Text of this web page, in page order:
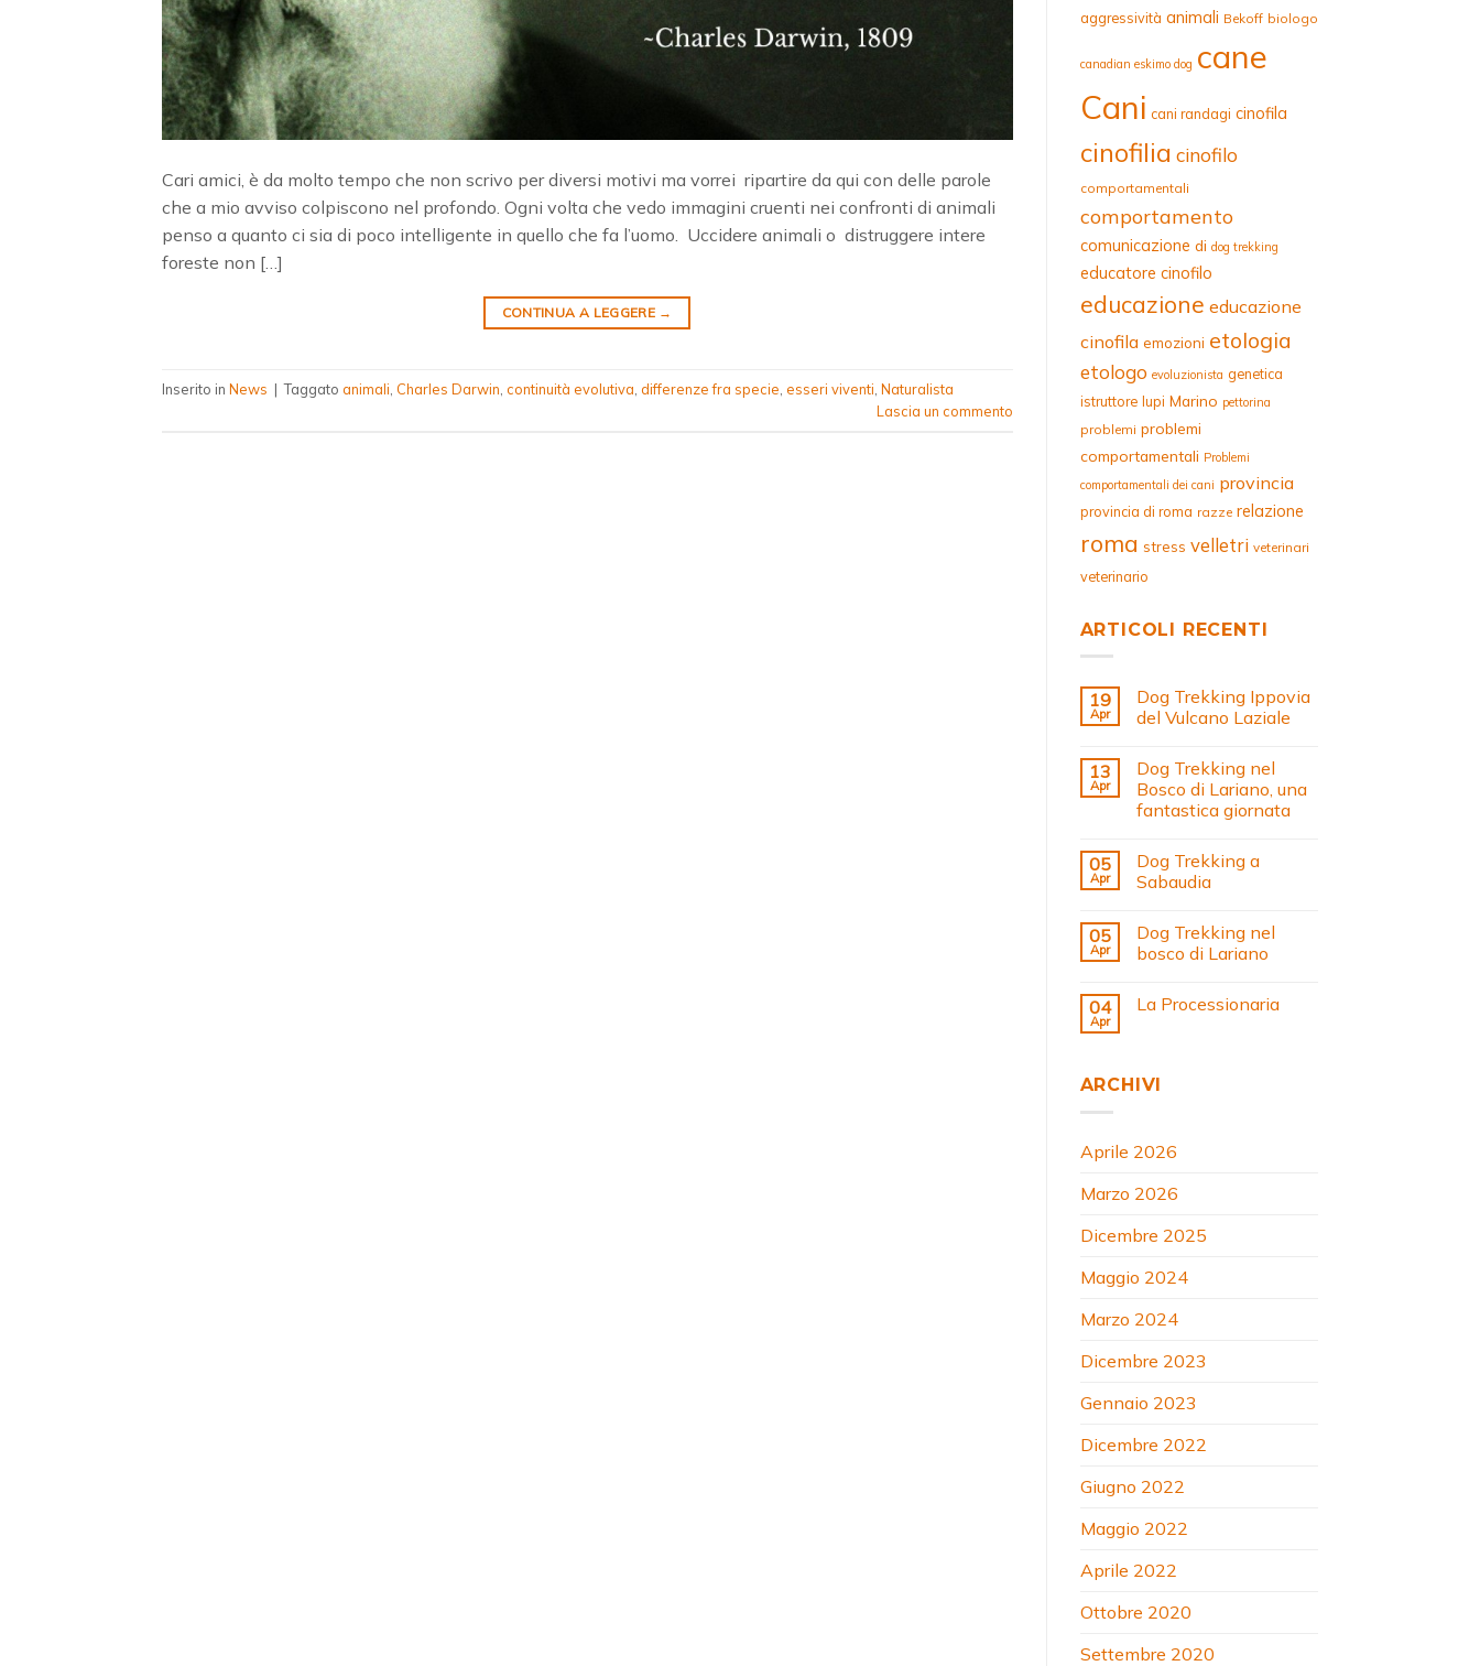
Cari amici, è da molto tempo che non scrivo per diversi motivi ma vorrei ripartire da qui con delle parole
che a mio avviso colpiscono nel profondo. Ogni volta che vedo immagini cruenti nei confronti di animali
penso a quanto ci sia di poco intelligente in quello che fa l’uomo. Uccidere animali o distruggere intere
foreste non […]
CONTINUA A LEGGERE →
Inserito in News | Taggato animali Charles Darwin continuità evolutiva differenze fra specie esseri viventi Naturalista
Lascia un commento
aggressività animali Bekoff biologo
canadian eskimo dog cane
Cani cani randagi cinofila
cinofilia cinofilo
comportamentali
comportamento
comunicazione di dog trekking
educatore cinofilo
educazione educazione
cinofila emozioni etologia
etologo evoluzionista genetica
istruttore lupi Marino pettorina
problemi problemi
comportamentali Problemi
comportamentali dei cani provincia
provincia di roma razze relazione
roma stress velletri veterinari
veterinario
ARTICOLI RECENTI
19
Apr
Dog Trekking Ippovia
del Vulcano Laziale
13
Apr
Dog Trekking nel
Bosco di Lariano, una
fantastica giornata
05
Apr
Dog Trekking a
Sabaudia
05
Apr
Dog Trekking nel
bosco di Lariano
04
Apr
La Processionaria
ARCHIVI
Aprile 2026
Marzo 2026
Dicembre 2025
Maggio 2024
Marzo 2024
Dicembre 2023
Gennaio 2023
Dicembre 2022
Giugno 2022
Maggio 2022
Aprile 2022
Ottobre 2020
Settembre 2020